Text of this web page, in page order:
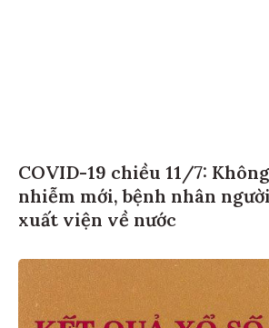
COVID-19 chiều 11/7:
nhiễm mới, bệnh nhân
xuất viện về nước